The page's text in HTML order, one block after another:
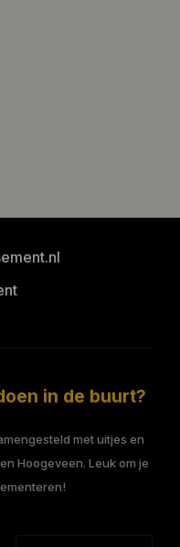
in de buurt?
met uitjes en
Hoogeveen. Leuk om je